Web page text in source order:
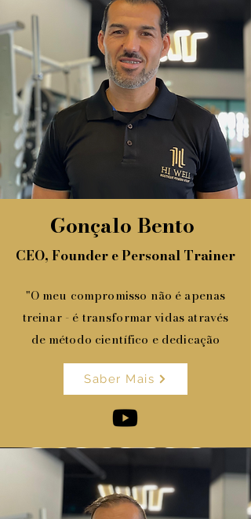
Gonçalo Bento
CEO, Founder e Personal Trainer
"O meu compromisso não é apenas
treinar - é transformar vidas através
de método científico e dedicação
Saber Mais